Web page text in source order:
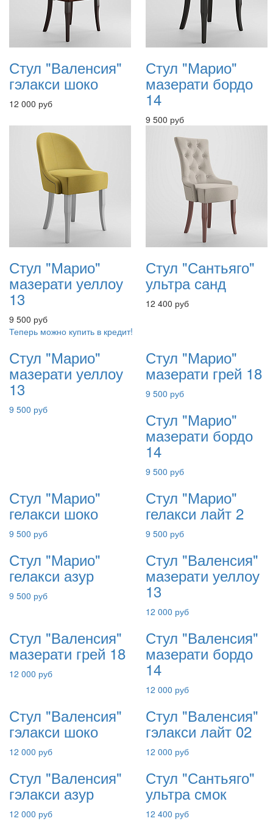
Стул "Валенсия"
гэлакси шоко
12 000 руб
Стул "Марио"
мазерати бордо
14
9 500 руб
Стул "Марио"
мазерати уеллоу
13
9 500 руб
Стул "Сантьяго"
ультра санд
12 400 руб
Теперь можно купить в кредит!
Стул "Марио"
мазерати уеллоу
13
9 500 руб
Стул "Марио"
мазерати грей 18
9 500 руб
Стул "Марио"
мазерати бордо
14
9 500 руб
Стул "Марио"
гелакси шоко
9 500 руб
Стул "Марио"
гелакси лайт 2
9 500 руб
Стул "Марио"
гелакси азур
9 500 руб
Стул "Валенсия"
мазерати уеллоу
13
12 000 руб
Стул "Валенсия"
мазерати грей 18
12 000 руб
Стул "Валенсия"
мазерати бордо
14
12 000 руб
Стул "Валенсия"
гэлакси шоко
12 000 руб
Стул "Валенсия"
гэлакси лайт 02
12 000 руб
Стул "Валенсия"
гэлакси азур
12 000 руб
Стул "Сантьяго"
ультра смок
12 400 руб